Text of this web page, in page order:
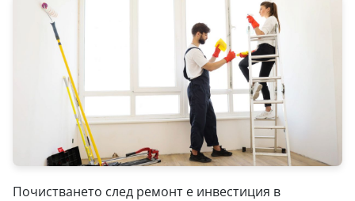
Почистването след ремонт е инвестиция в